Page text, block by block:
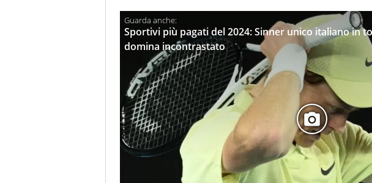
Sportivi più pagati del 2024: Sinner unico italiano in
domina incontrastato